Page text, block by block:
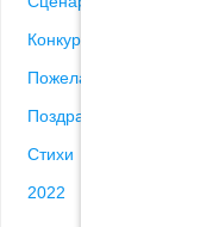
Конкурсы
Пожелания
Поздравления
Стихи
2022